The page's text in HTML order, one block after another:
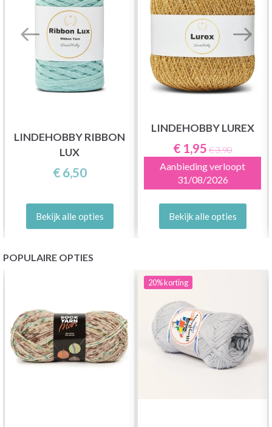
LINDEHOBBY RIBBON
LUX
€ 6,50
Bekijk alle opties
LINDEHOBBY LUREX
€ 1,95 € 3,90
Aanbieding verloopt
31/08/2026
Bekijk alle opties
POPULAIRE OPTIES
20%korting